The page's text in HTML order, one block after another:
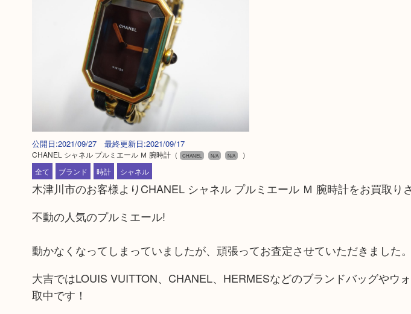
公開日:2021/09/27 最終更新日:2021/09/17
CHANEL シャネル プルミエール Ｍ 腕時計（ CHANEL N/A N/A
）
全て
ブランド 時計 シャネル
木津川市のお客様よりCHANEL シャネル プルミエール Ｍ 腕時計をお買取り
不動の人気のプルミエール!
動かなくなってしまっていましたが、頑張ってお査定させていただきました。
大吉ではLOUIS VUITTON、CHANEL、HERMESなどのブランドバッグやウ
取中です！